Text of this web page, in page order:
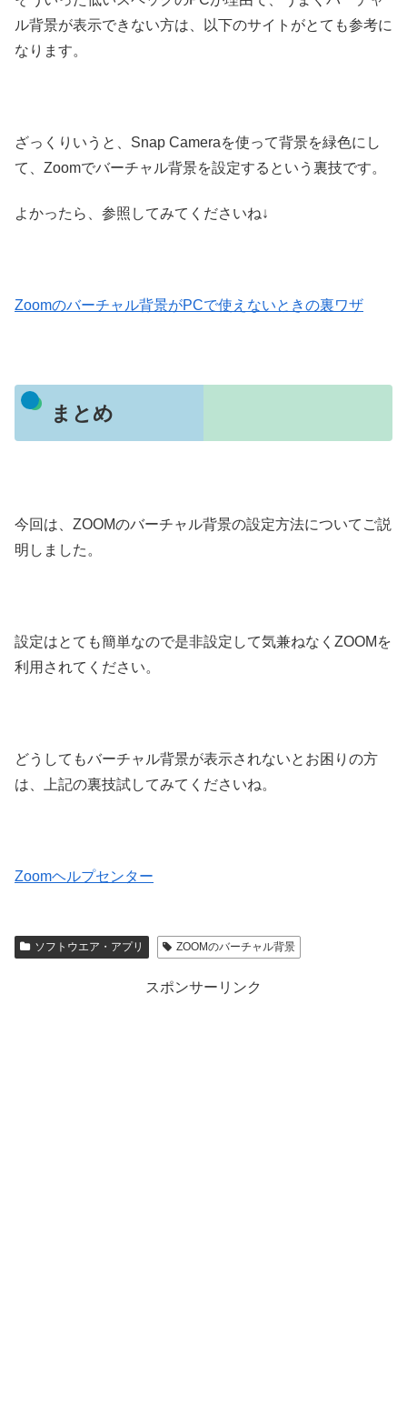
ル背景が表示できない方は、以下のサイトがとても参考に
なります。
ざっくりいうと、Snap Cameraを使って背景を緑色にし
て、Zoomでバーチャル背景を設定するという裏技です。
よかったら、参照してみてくださいね↓
Zoomのバーチャル背景がPCで使えないときの裏ワザ
まとめ
今回は、ZOOMのバーチャル背景の設定方法についてご説
明しました。
設定はとても簡単なので是非設定して気兼ねなくZOOMを
利用されてください。
どうしてもバーチャル背景が表示されないとお困りの方
は、上記の裏技試してみてくださいね。
Zoomヘルプセンター
ソフトウエア・アプリ ZOOMのバーチャル背景
スポンサーリンク